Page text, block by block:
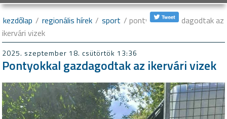
kezdőlap / regionális hírek / sport / pontyokkal gazdagodtak az
ikervári vizek
2025. szeptember 18. csütörtök 13:36
Pontyokkal gazdagodtak az ikervári vizek